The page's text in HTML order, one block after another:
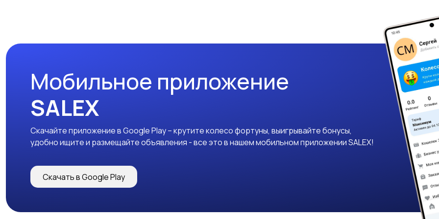
Мобильное приложение
SALEX
Скачайте приложение в Google Play – крутите колесо фортуны, выигрывайте бонусы,
удобно ищите и размещайте объявления - все это в нашем мобильном приложении SALEX!
Скачать в Google Play